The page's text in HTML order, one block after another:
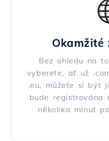
Okamžité
Bez ohledu na
vyberete, ať už
.eu, můžete si být
bude registrována
několika minut